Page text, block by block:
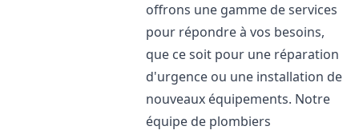
offrons une gamme de services
pour répondre à vos besoins,
que ce soit pour une réparation
d'urgence ou une installation de
nouveaux équipements. Notre
équipe de plombiers